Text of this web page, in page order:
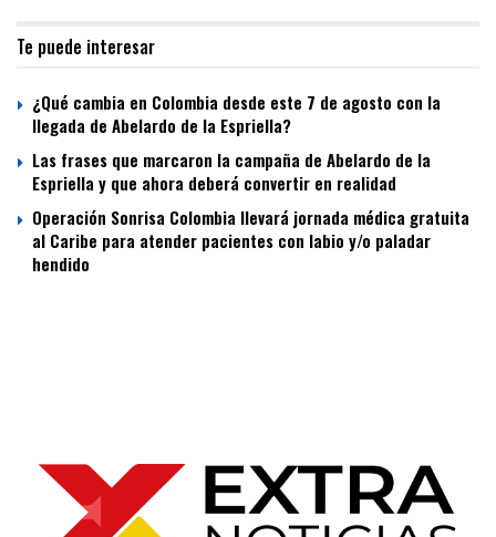
Te puede interesar
¿Qué cambia en Colombia desde este 7 de agosto con la
llegada de Abelardo de la Espriella?
Las frases que marcaron la campaña de Abelardo de la
Espriella y que ahora deberá convertir en realidad
Operación Sonrisa Colombia llevará jornada médica gratuita
al Caribe para atender pacientes con labio y/o paladar
hendido